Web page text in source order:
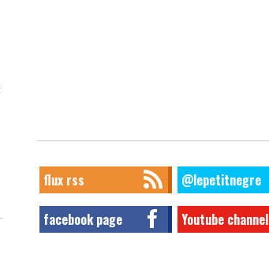
flux rss @lepetitnegre
facebook page Youtube channel